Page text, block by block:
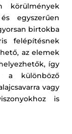
körülmények
egyszerűen
birtokba
felépítésnek
az elemek
így
a különböző
vagy
is